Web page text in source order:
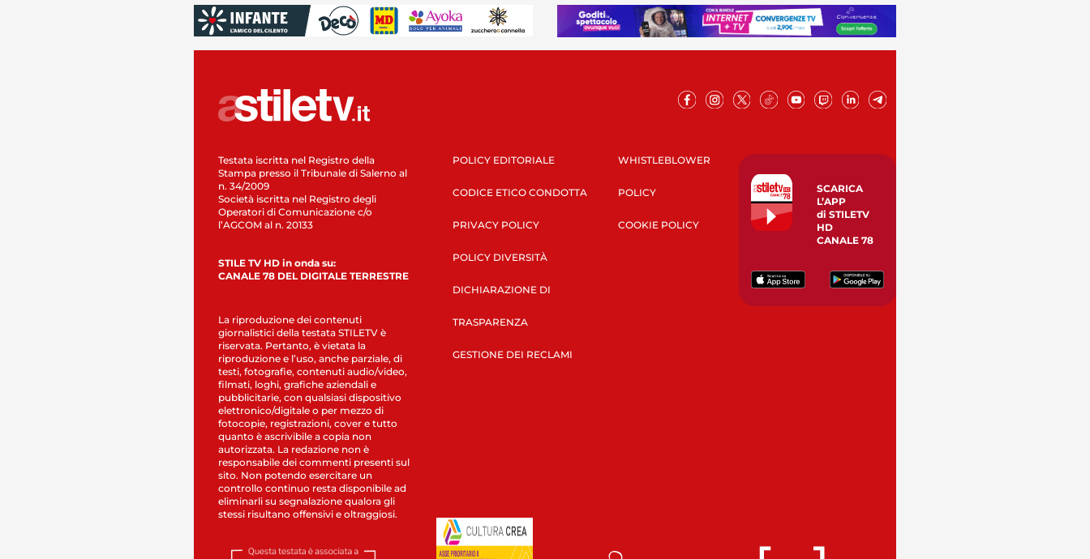
Testata iscritta nel Registro della
Stampa presso il Tribunale di Salerno al
n. 34/2009
Società iscritta nel Registro degli
Operatori di Comunicazione c/o
l’AGCOM al n. 20133
STILE TV HD in onda su:
CANALE 78 DEL DIGITALE TERRESTRE
La riproduzione dei contenuti
giornalistici della testata STILETV è
riservata. Pertanto, è vietata la
riproduzione e l’uso, anche parziale, di
testi, fotografie, contenuti audio/video,
filmati, loghi, grafiche aziendali e
pubblicitarie, con qualsiasi dispositivo
elettronico/digitale o per mezzo di
fotocopie, registrazioni, cover e tutto
quanto è ascrivibile a copia non
autorizzata. La redazione non è
responsabile dei commenti presenti sul
sito. Non potendo esercitare un
controllo continuo resta disponibile ad
eliminarli su segnalazione qualora gli
stessi risultano offensivi e oltraggiosi.
POLICY EDITORIALE
CODICE ETICO CONDOTTA
PRIVACY POLICY
POLICY DIVERSITÀ
DICHIARAZIONE DI
TRASPARENZA
GESTIONE DEI RECLAMI
WHISTLEBLOWER
POLICY
COOKIE POLICY
SCARICA
L’APP
di STILETV
HD
CANALE 78